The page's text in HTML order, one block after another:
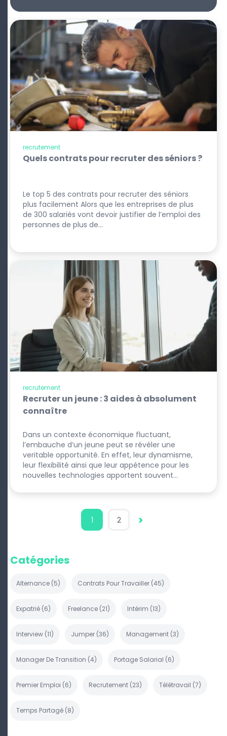
recrutement
Quels contrats pour recruter des séniors ?
Le top 5 des contrats pour recruter des séniors
plus facilement Alors que les entreprises de plus
de 300 salariés vont devoir justifier de l’emploi des
personnes de plus de…
recrutement
Recruter un jeune : 3 aides à absolument
connaître
Dans un contexte économique fluctuant,
l’embauche d’un jeune peut se révéler une
veritable opportunité. En effet, leur dynamisme,
leur flexibilité ainsi que leur appétence pour les
nouvelles technologies apportent souvent…
1 2 >
Catégories
Alternance (5) Contrats Pour Travailler (45)
Expatrié (6) Freelance (21) Intérim (13)
Interview (11) Jumper (36) Management (3)
Manager De Transition (4) Portage Salarial (6)
Premier Emploi (6) Recrutement (23) Télétravail (7)
Temps Partagé (8)